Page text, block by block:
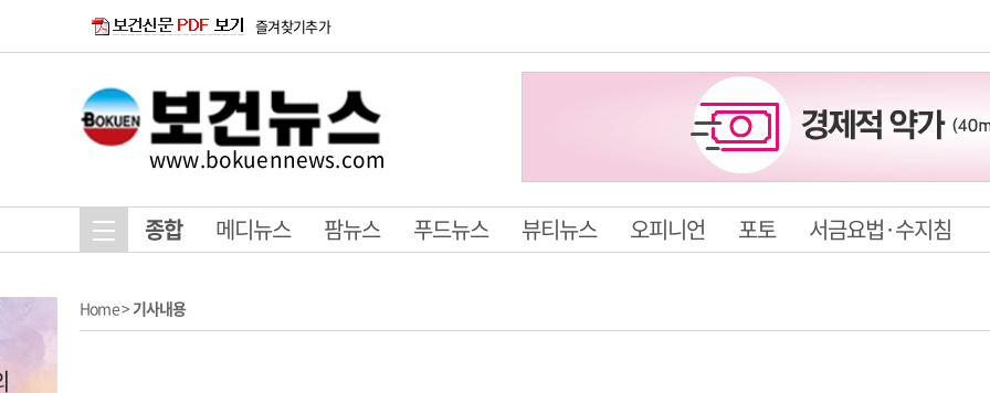
즐겨찾기추가
www.bokuennews.com
종합 메디뉴스 팜뉴스 푸드뉴스 뷰티뉴스 오피니언 포토 서금요법·수지침
Home>기사내용